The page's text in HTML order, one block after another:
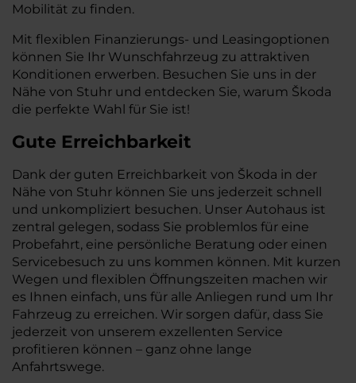
Mobilität zu finden.
Mit flexiblen Finanzierungs- und Leasingoptionen
können Sie Ihr Wunschfahrzeug zu attraktiven
Konditionen erwerben. Besuchen Sie uns in der
Nähe von Stuhr und entdecken Sie, warum Škoda
die perfekte Wahl für Sie ist!
Gute Erreichbarkeit
Dank der guten Erreichbarkeit von Škoda in der
Nähe von Stuhr können Sie uns jederzeit schnell
und unkompliziert besuchen. Unser Autohaus ist
zentral gelegen, sodass Sie problemlos für eine
Probefahrt, eine persönliche Beratung oder einen
Servicebesuch zu uns kommen können. Mit kurzen
Wegen und flexiblen Öffnungszeiten machen wir
es Ihnen einfach, uns für alle Anliegen rund um Ihr
Fahrzeug zu erreichen. Wir sorgen dafür, dass Sie
jederzeit von unserem exzellenten Service
profitieren können – ganz ohne lange
Anfahrtswege.